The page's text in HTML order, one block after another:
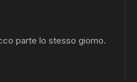
parte lo stesso giorno.